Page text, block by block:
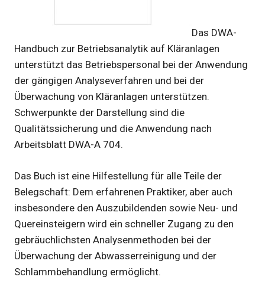
Das DWA-
Handbuch zur Betriebsanalytik auf Kläranlagen
unterstützt das Betriebspersonal bei der Anwendung
der gängigen Analyseverfahren und bei der
Überwachung von Kläranlagen unterstützen.
Schwerpunkte der Darstellung sind die
Qualitätssicherung und die Anwendung nach
Arbeitsblatt DWA-A 704.
Das Buch ist eine Hilfestellung für alle Teile der
Belegschaft: Dem erfahrenen Praktiker, aber auch
insbesondere den Auszubildenden sowie Neu- und
Quereinsteigern wird ein schneller Zugang zu den
gebräuchlichsten Analysenmethoden bei der
Überwachung der Abwasserreinigung und der
Schlammbehandlung ermöglicht.